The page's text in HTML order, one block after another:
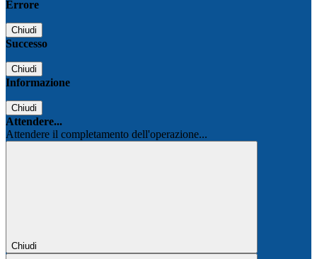
Errore
Chiudi
Successo
Chiudi
Informazione
Chiudi
Attendere...
Attendere il completamento dell'operazione...
Chiudi